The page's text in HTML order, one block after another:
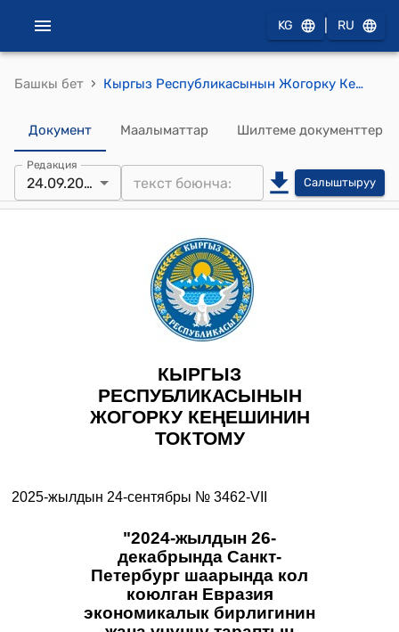
KG RU
Башкы бет › Кыргыз Республикасынын Жогорку Кеңешинин 2025-жылдын 24-сентябры № 3462-VII "2024-жылдын 26-декабрында Санкт-Петербург шаарында кол коюлган Евразия экономикалык бирлигинин жана үчүнчү тараптын (үчүнчү тараптардын) бажы транзитинин бирдиктүү системасы жөнүндө макулдашууну ратификациялоо тууралуу" Кыргыз Республикасынын Мыйзамынын долбоорун биринчи окууда кабыл алуу жөнүндө" токтому
Документ Маалыматтар Шилтеме документтер
Редакция
24.09.2025 Салыштыруу